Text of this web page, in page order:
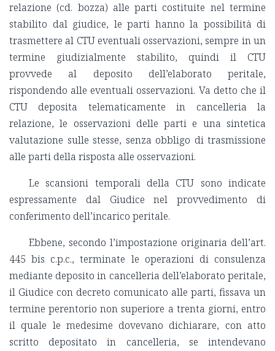
relazione (cd. bozza) alle parti costituite nel termine
stabilito dal giudice, le parti hanno la possibilità di
trasmettere al CTU eventuali osservazioni, sempre in un
termine giudizialmente stabilito, quindi il CTU
provvede al deposito dell’elaborato peritale,
rispondendo alle eventuali osservazioni. Va detto che il
CTU deposita telematicamente in cancelleria la
relazione, le osservazioni delle parti e una sintetica
valutazione sulle stesse, senza obbligo di trasmissione
alle parti della risposta alle osservazioni.
Le scansioni temporali della CTU sono indicate
espressamente dal Giudice nel provvedimento di
conferimento dell’incarico peritale.
Ebbene, secondo l’impostazione originaria dell’art.
445 bis c.p.c., terminate le operazioni di consulenza
mediante deposito in cancelleria dell’elaborato peritale,
il Giudice con decreto comunicato alle parti, fissava un
termine perentorio non superiore a trenta giorni, entro
il quale le medesime dovevano dichiarare, con atto
scritto depositato in cancelleria, se intendevano